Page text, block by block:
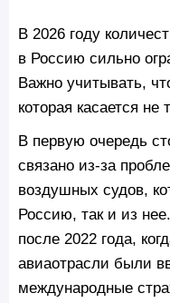
В 2026 году
в Россию сильно
Важно учитывать,
которая касается не
В первую очередь
связано из-за
воздушных судов,
Россию, так и из
после 2022 года,
авиаотрасли были
международные